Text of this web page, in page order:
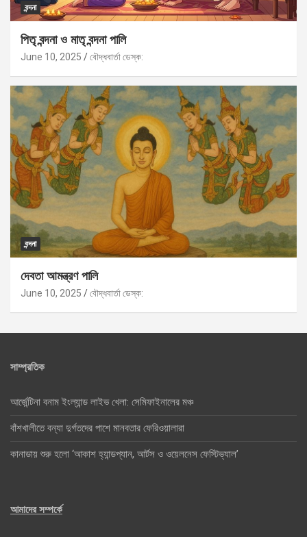
বন্দনা
পিতৃ বন্দনা ও মাতৃ বন্দনা পালি
June 10, 2025 বৌদ্ধবার্তা ডেস্ক:
বন্দনা
দেবতা আমন্ত্রণ পালি
June 10, 2025 বৌদ্ধবার্তা ডেস্ক:
সাম্প্রতিক
আর্জেন্টিনা বনাম ইংল্যান্ড লাইভ খেলা: সেমিফাইনালের মঞ্চ
বাঁশখালীতে বন্যা দুর্গতদের পাশে মানবতার ফেরিওয়ালারা
কানাডায় শুরু হলো ‘আকাশ হ্যান্ডপ্যান, আর্টস ও ওয়েলনেস ফেস্টিভ্যাল’
আমাদের সম্পর্কে